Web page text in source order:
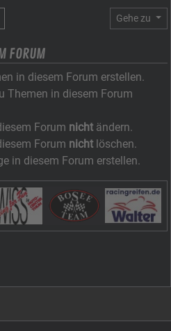
Gehe zu
FORUM
in diesem Forum erstellen.
Themen in diesem Forum
Forum nicht ändern.
Forum nicht löschen.
in diesem Forum erstellen.